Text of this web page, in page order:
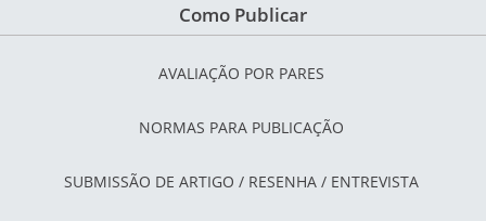
Como Publicar
AVALIAÇÃO POR PARES
NORMAS PARA PUBLICAÇÃO
SUBMISSÃO DE ARTIGO / RESENHA / ENTREVISTA